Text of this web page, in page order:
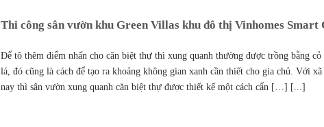
Thi công sân vườn khu Green Villas khu đô thị Vinhomes Smart
Để tô thêm điểm nhấn cho căn biệt thự thì xung quanh thường được trồng bằng cỏ
lá, đó cũng là cách để tạo ra khoảng không gian xanh cần thiết cho gia chủ. Với
nay thì sân vườn xung quanh căn biệt thự được thiết kế một cách cẩn […] [...]